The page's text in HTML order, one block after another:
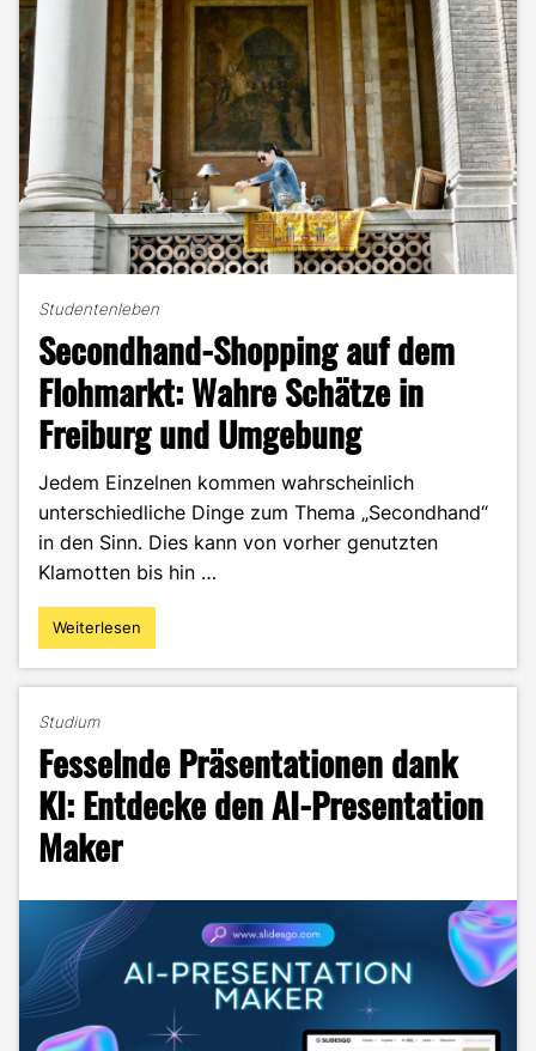
SlidesAI!"
Studentenleben
Secondhand-Shopping auf dem
Flohmarkt: Wahre Schätze in
Freiburg und Umgebung
Jedem Einzelnen kommen wahrscheinlich
unterschiedliche Dinge zum Thema „Secondhand“
in den Sinn. Dies kann von vorher genutzten
Klamotten bis hin …
"Secondhand-
Shopping
Flohmarkt:
Wahre
Schätze
in
Freiburg
und
Weiterlesen
Studium
Fesselnde Präsentationen dank
KI: Entdecke den AI-Presentation
Maker